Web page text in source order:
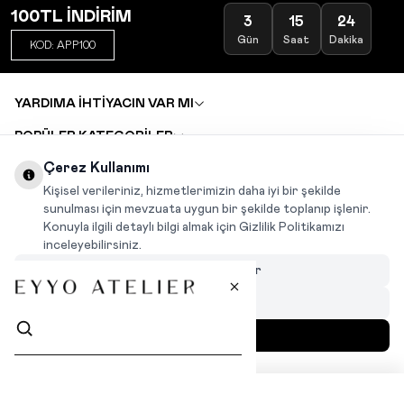
100TL İNDİRİM
KOD: APP100
3
Gün
15
Saat
24
Dakika
YARDIMA İHTİYACIN VAR MI
POPÜLER KATEGORİLER
DEĞİŞİM VE İADE TALEBİ
KARIYER
INSTAGRAM
Çerez Kullanımı
Kişisel verileriniz, hizmetlerimizin daha iyi bir şekilde
sunulması için mevzuata uygun bir şekilde toplanıp işlenir.
Konuyla ilgili detaylı bilgi almak için Gizlilik Politikamızı
inceleyebilirsiniz.
Çerezleri Özelleştir